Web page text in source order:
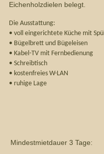
Eichenholzdielen belegt.
Die Ausstattung:
• voll eingerichtete Küche mit
• Bügelbrett und Bügeleisen
• Kabel-TV mit Fernbedienung
• Schreibtisch
• kostenfreies W-LAN
• ruhige Lage
Mindestmietdauer 3 Tage: